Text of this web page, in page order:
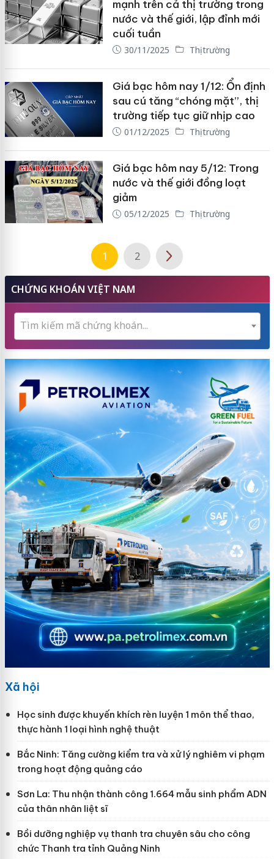
mạnh trên cả thị trường trong
nước và thế giới, lập đỉnh mới
cuối tuần
30/11/2025 Thị trường
Giá bạc hôm nay 1/12: Ổn định
sau cú tăng “chóng mặt”, thị
trường tiếp tục giữ nhịp cao
01/12/2025 Thị trường
Giá bạc hôm nay 5/12: Trong
nước và thế giới đồng loạt
giảm
05/12/2025 Thị trường
1 2
CHỨNG KHOÁN VIỆT NAM
Tìm kiếm mã chứng khoán...
Xã hội
Học sinh được khuyến khích rèn luyện 1 môn thể thao,
thực hành 1 loại hình nghệ thuật
Bắc Ninh: Tăng cường kiểm tra và xử lý nghiêm vi phạm
trong hoạt động quảng cáo
Sơn La: Thu nhận thành công 1.664 mẫu sinh phẩm ADN
của thân nhân liệt sĩ
Bồi dưỡng nghiệp vụ thanh tra chuyên sâu cho công
chức Thanh tra tỉnh Quảng Ninh